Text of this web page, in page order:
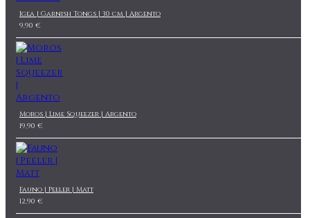
Igea | Garnish Tongs | 30 cm | Argento
9,90 €
Moros | Lime Squeezer | Argento
19,90 €
Fauno | Peeler | Matt
12,90 €